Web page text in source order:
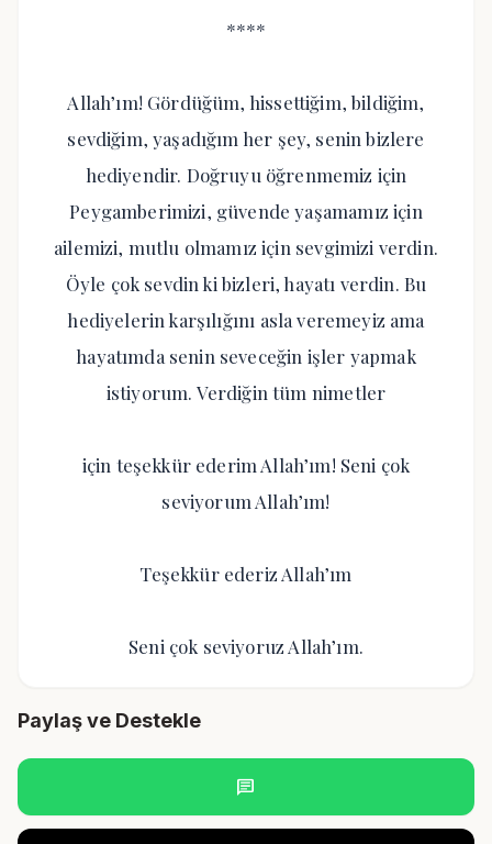
****
Allah’ım! Gördüğüm, hissettiğim, bildiğim,
sevdiğim, yaşadığım her şey, senin bizlere
hediyendir. Doğruyu öğrenmemiz için
Peygamberimizi, güvende yaşamamız için
ailemizi, mutlu olmamız için sevgimizi verdin.
Öyle çok sevdin ki bizleri, hayatı verdin. Bu
hediyelerin karşılığını asla veremeyiz ama
hayatımda senin seveceğin işler yapmak
istiyorum. Verdiğin tüm nimetler
için teşekkür ederim Allah’ım! Seni çok
seviyorum Allah’ım!
Teşekkür ederiz Allah’ım
Seni çok seviyoruz Allah’ım.
Paylaş ve Destekle
chat